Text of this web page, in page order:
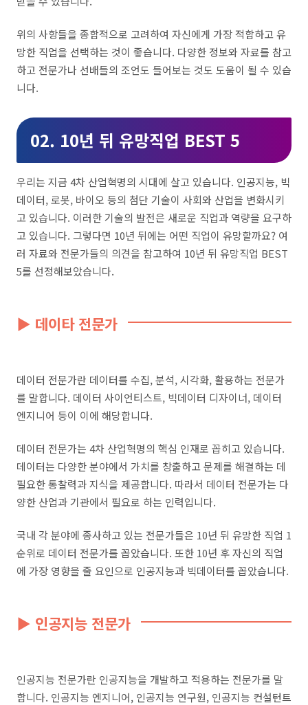
위의 사항들을 종합적으로 고려하여 자신에게 가장 적합하고 유
망한 직업을 선택하는 것이 좋습니다. 다양한 정보와 자료를 참고
하고 전문가나 선배들의 조언도 들어보는 것도 도움이 될 수 있습
니다.
02. 10년 뒤 유망직업 BEST 5
우리는 지금 4차 산업혁명의 시대에 살고 있습니다. 인공지능, 빅
데이터, 로봇, 바이오 등의 첨단 기술이 사회와 산업을 변화시키
고 있습니다. 이러한 기술의 발전은 새로운 직업과 역량을 요구하
고 있습니다. 그렇다면 10년 뒤에는 어떤 직업이 유망할까요? 여
러 자료와 전문가들의 의견을 참고하여 10년 뒤 유망직업 BEST
5를 선정해보았습니다.
▶ 데이타 전문가
데이터 전문가란 데이터를 수집,분석,시각화, 활용하는 전문가
를 말합니다. 데이터 사이언티스트, 빅데이터 디자이너, 데이터
엔지니어 등이 이에 해당합니다.
데이터 전문가는 4차 산업혁명의 핵심 인재로 꼽히고 있습니다.
데이터는 다양한 분야에서 가치를 창출하고 문제를 해결하는 데
필요한 통찰력과 지식을 제공합니다. 따라서 데이터 전문가는 다
양한 산업과 기관에서 필요로 하는 인력입니다.
국내 각 분야에 종사하고 있는 전문가들은 10년 뒤 유망한 직업 1
순위로 데이터 전문가를 꼽았습니다. 또한 10년 후 자신의 직업
에 가장 영향을 줄 요인으로 인공지능과 빅데이터를 꼽았습니다.
▶ 인공지능 전문가
인공지능 전문가란 인공지능을 개발하고 적용하는 전문가를 말
합니다. 인공지능 엔지니어, 인공지능 연구원, 인공지능 컨설턴트